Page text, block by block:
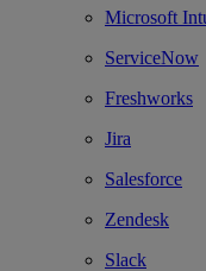
Microsoft
ServiceNow
Freshworks
Jira
Salesforce
Zendesk
Slack